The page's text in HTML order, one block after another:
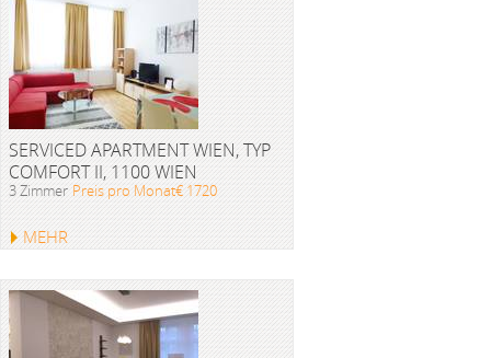
SERVICED APARTMENT WIEN, TYP
COMFORT II, 1100 WIEN
3 Zimmer Preis pro Monat€ 1720
MEHR